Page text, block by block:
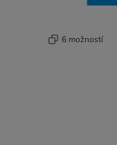
6 možností